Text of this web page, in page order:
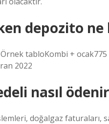
depozito ne
tabloKombi +
2022
nasıl
doğalgaz faturaları,